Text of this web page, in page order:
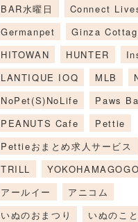
BAR水曜日
Connect
Germanpet
Ginza
HITOWAN
HUNTER
LANTIQUE IOQ
MLB
NoPet(S)NoLife
Paws
PEANUTS Cafe
Pettie
Pettieおまとめ求人サービス
TRILL
アールイー
アニコム
いぬのおまつり
いぬのこと